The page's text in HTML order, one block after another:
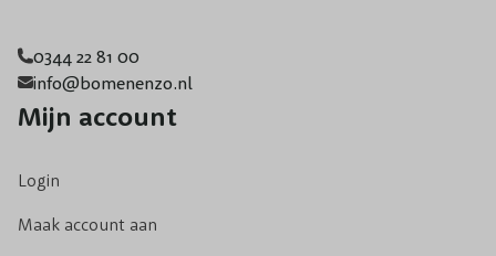
0344 22 81 00
info@bomenenzo.nl
Mijn account
Login
Maak account aan